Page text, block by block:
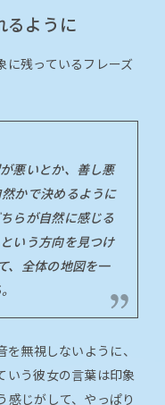
るように
に残っているフレーズ
悪いとか、善し悪
かで決めるように
らが自然に感じる
いう方向を見つけ
、全体の地図を一
を無視しないように、
いう彼女の言葉は印象
感じがして、やっぱり